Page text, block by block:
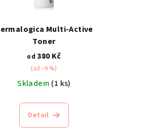
Multi-Active
Toner
od 380 Kč
(až –9 %)
Skladem (1 ks)
Detail